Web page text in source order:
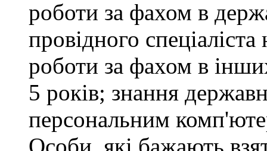
роботи за фахом в
провідного
роботи за фахом в
5 років; знання
персональним
Особи, які бажають